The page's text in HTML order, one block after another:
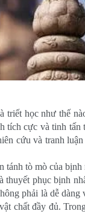
học như thế
tích cực và tinh
cứu và tranh
tò mò của
phục bịnh
phải là dễ dàng
chất đầy đủ.